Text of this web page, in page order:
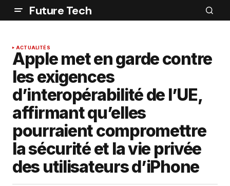
Future Tech
ACTUALITÉS
Apple met en garde contre
les exigences
d’interopérabilité de l’UE,
affirmant qu’elles
pourraient compromettre
la sécurité et la vie privée
des utilisateurs d’iPhone